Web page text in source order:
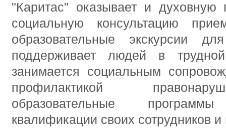
"Каритас" оказывает и духовную
социальную консультацию
образовательные экскурсии
поддерживает людей в
занимается социальным
профилактикой
образовательные
квалификации своих сотрудников и